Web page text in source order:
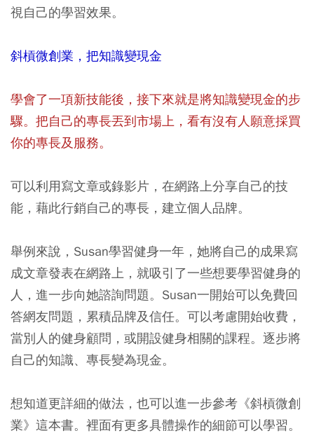
視自己的學習效果。
斜槓微創業，把知識變現金
學會了一項新技能後，接下來就是將知識變現金的步
驟。把自己的專長丟到市場上，看有沒有人願意採買
你的專長及服務。
可以利用寫文章或錄影片，在網路上分享自己的技
能，藉此行銷自己的專長，建立個人品牌。
舉例來說，Susan學習健身一年，她將自己的成果寫
成文章發表在網路上，就吸引了一些想要學習健身的
人，進一步向她諮詢問題。Susan一開始可以免費回
答網友問題，累積品牌及信任。可以考慮開始收費，
當別人的健身顧問，或開設健身相關的課程。逐步將
自己的知識、專長變為現金。
想知道更詳細的做法，也可以進一步參考《斜槓微創
業》這本書。裡面有更多具體操作的細節可以學習。